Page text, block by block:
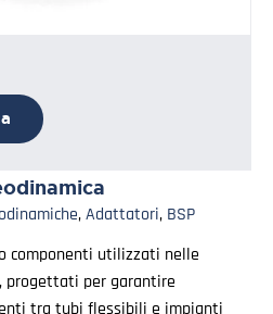
,Adattatori, BSP
componenti utilizzati nelle
progettati per garantire
tra tubi flessibili e impianti